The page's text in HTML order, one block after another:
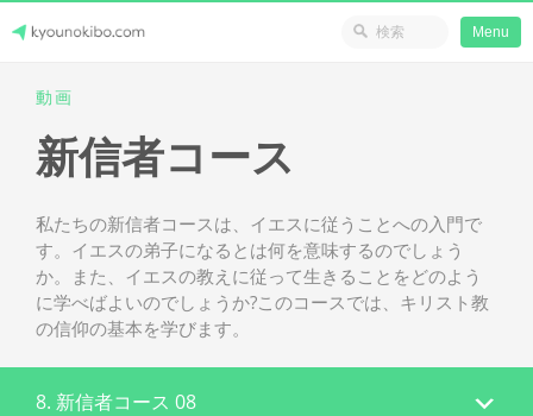
content
Japanese Journey Online
Menu
動画
新信者コース
私たちの新信者コースは、イエスに従うことへの入門で
す。イエスの弟子になるとは何を意味するのでしょう
か。また、イエスの教えに従って生きることをどのよう
に学べばよいのでしょうか?このコースでは、キリスト教
の信仰の基本を学びます。
8. 新信者コース 08